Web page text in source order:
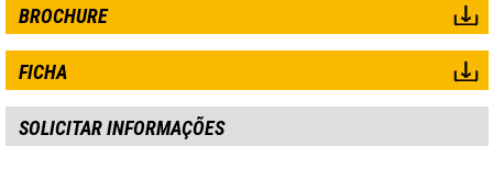
BROCHURE
FICHA
SOLICITAR INFORMAÇÕES